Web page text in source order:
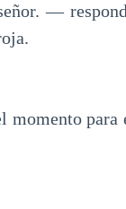
—
momento